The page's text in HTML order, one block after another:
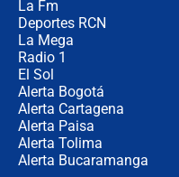
La Fm
Deportes RCN
La Mega
Radio 1
El Sol
Alerta Bogotá
Alerta Cartagena
Alerta Paisa
Alerta Tolima
Alerta Bucaramanga